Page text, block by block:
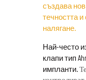
създава
течността
налягане.
Най-често
клапи тип
импланти.